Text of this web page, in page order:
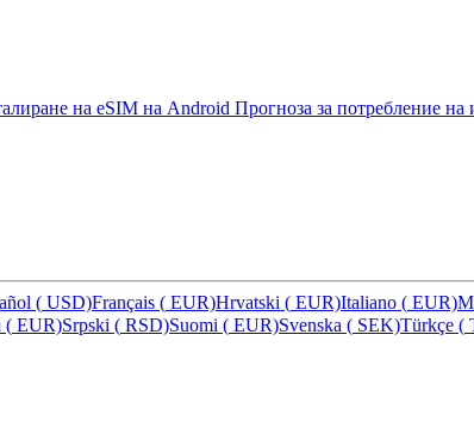
на eSIM на Android Прогноза за потребление на
( USD)Français ( EUR)Hrvatski ( EUR)Italiano ( EUR)
( EUR)Srpski ( RSD)Suomi ( EUR)Svenska ( SEK)Türkçe (